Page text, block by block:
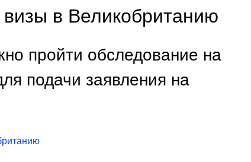
в Великобританию
пройти обследование на
подачи заявления на